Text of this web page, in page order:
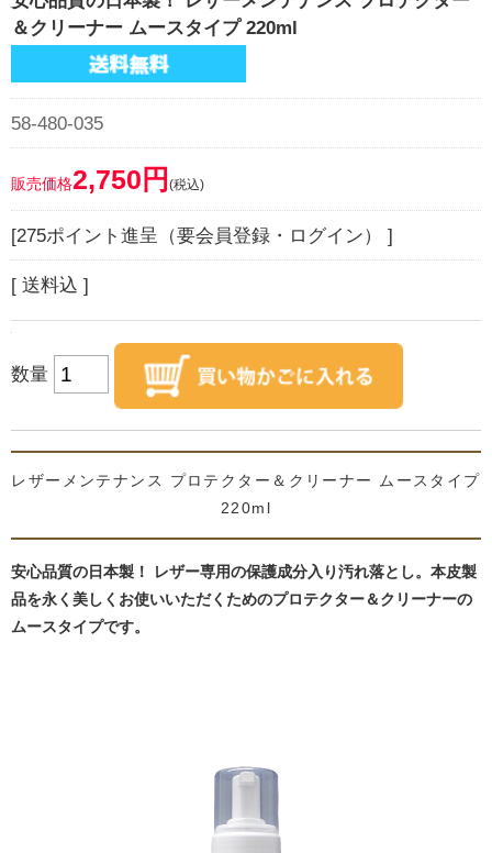
＆クリーナー ムースタイプ 220ml
58-480-035
販売価格2,750円 (税込)
[275ポイント進呈（要会員登録・ログイン） ]
[ 送料込 ]
数量
レザーメンテナンス プロテクター＆クリーナー ムースタイプ
220ml
安心品質の日本製！ レザー専用の保護成分入り汚れ落とし。本皮製
品を永く美しくお使いいただくためのプロテクター＆クリーナーの
ムースタイプです。